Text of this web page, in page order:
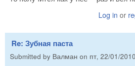
Log in or
Re: Зубная паста
Submitted by Валман on пт, 22/01/